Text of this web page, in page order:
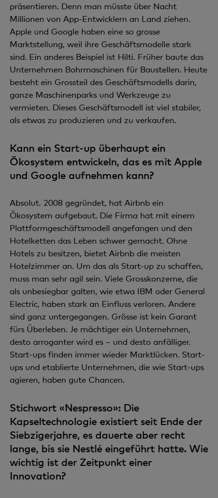
präsentieren. Denn man müsste über Nacht
Millionen von App-Entwicklern an Land ziehen.
Apple und Google haben eine so grosse
Marktstellung, weil ihre Geschäftsmodelle stark
sind. Ein anderes Beispiel ist Hilti. Früher baute das
Unternehmen Bohrmaschinen für Baustellen. Heute
besteht ein Grossteil des Geschäftsmodells darin,
ganze Maschinenparks und Werkzeuge zu
vermieten. Dieses Geschäftsmodell ist viel stabiler,
als etwas zu produzieren und zu verkaufen.
Kann ein Start-up überhaupt ein
Ökosystem entwickeln, das es mit Apple
und Google aufnehmen kann?
Absolut. 2008 gegründet, hat Airbnb ein
Ökosystem aufgebaut. Die Firma hat mit einem
Plattformgeschäftsmodell angefangen und den
Hotelketten das Leben schwer gemacht. Ohne
Hotels zu besitzen, bietet Airbnb die meisten
Hotelzimmer an. Um das als Start-up zu schaffen,
muss man sehr agil sein. Viele Grosskonzerne, die
als unbesiegbar galten, wie etwa IBM oder General
Electric, haben stark an Einfluss verloren. Andere
sind ganz untergegangen. Grösse ist kein Garant
fürs Überleben. Je mächtiger ein Unternehmen,
desto arroganter wird es – und desto anfälliger.
Start-ups finden immer wieder Marktlücken. Start-
ups und etablierte Unternehmen, die wie Start-ups
agieren, haben gute Chancen.
Stichwort «Nespresso»: Die
Kapseltechnologie existiert seit Ende der
Siebzigerjahre, es dauerte aber recht
lange, bis sie Nestlé eingeführt hatte. Wie
wichtig ist der Zeitpunkt einer
Innovation?